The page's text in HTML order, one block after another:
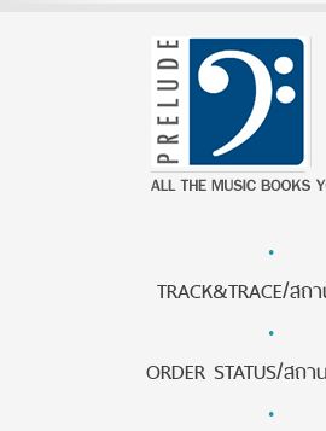
·
TRACK&TRACE/สถ
·
ORDER STATUS/สถ
·